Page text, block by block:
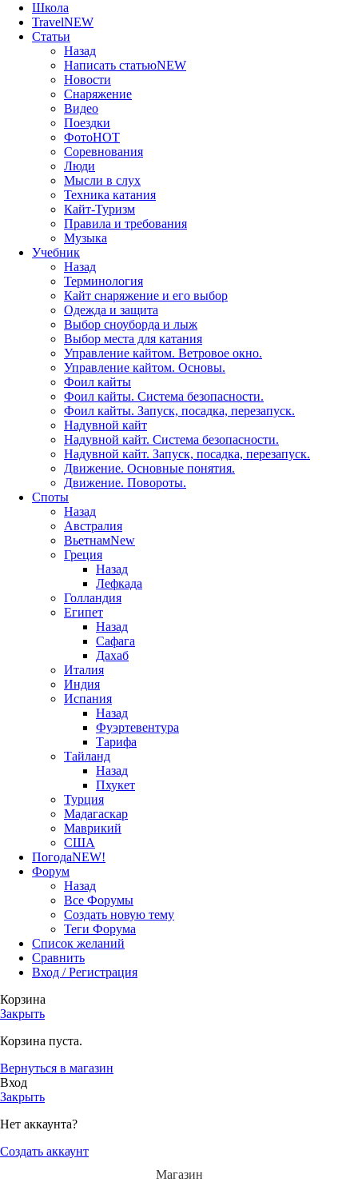
Школа
TravelNEW
Статьи
Назад
Написать статьюNEW
Новости
Снаряжение
Видео
Поездки
ФотоHOT
Соревнования
Люди
Мысли в слух
Техника катания
Кайт-Туризм
Правила и требования
Музыка
Учебник
Назад
Терминология
Кайт снаряжение и его выбор
Одежда и защита
Выбор сноуборда и лыж
Выбор места для катания
Управление кайтом. Ветровое окно.
Управление кайтом. Основы.
Фоил кайты
Фоил кайты. Система безопасности.
Фоил кайты. Запуск, посадка, перезапуск.
Надувной кайт
Надувной кайт. Система безопасности.
Надувной кайт. Запуск, посадка, перезапуск.
Движение. Основные понятия.
Движение. Повороты.
Споты
Назад
Австралия
ВьетнамNew
Греция
Назад
Лефкада
Голландия
Египет
Назад
Сафага
Дахаб
Италия
Индия
Испания
Назад
Фуэртевентура
Тарифа
Тайланд
Назад
Пхукет
Турция
Мадагаскар
Маврикий
США
ПогодаNEW!
Форум
Назад
Все Форумы
Создать новую тему
Теги Форума
Список желаний
Сравнить
Вход / Регистрация
Корзина
Закрыть
Корзина пуста.
Вернуться в магазин
Вход
Закрыть
Нет аккаунта?
Создать аккаунт
Магазин